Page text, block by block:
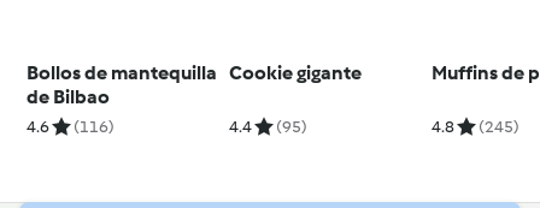
Bollos de mantequilla
de Bilbao
4.6 (116)
Cookie gigante
4.4 (95)
Muffins de
4.8 (245)